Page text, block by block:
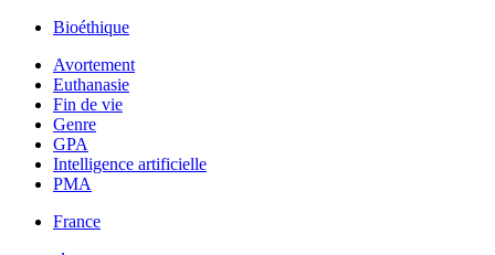
Bioéthique
Avortement
Euthanasie
Fin de vie
Genre
GPA
Intelligence artificielle
PMA
France